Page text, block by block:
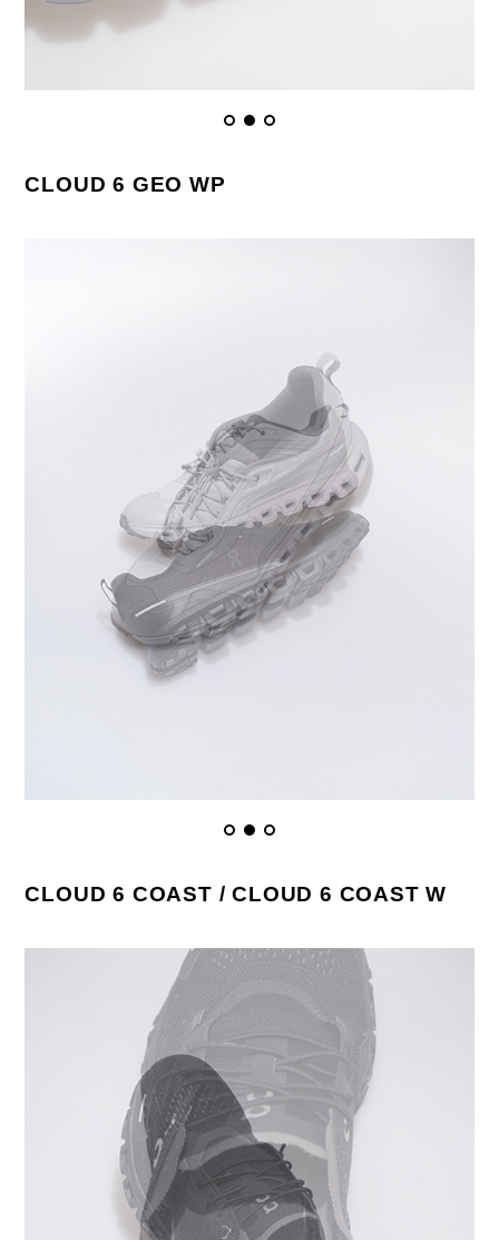
CLOUD 6 GEO WP
CLOUD 6 COAST / CLOUD 6 COAST W